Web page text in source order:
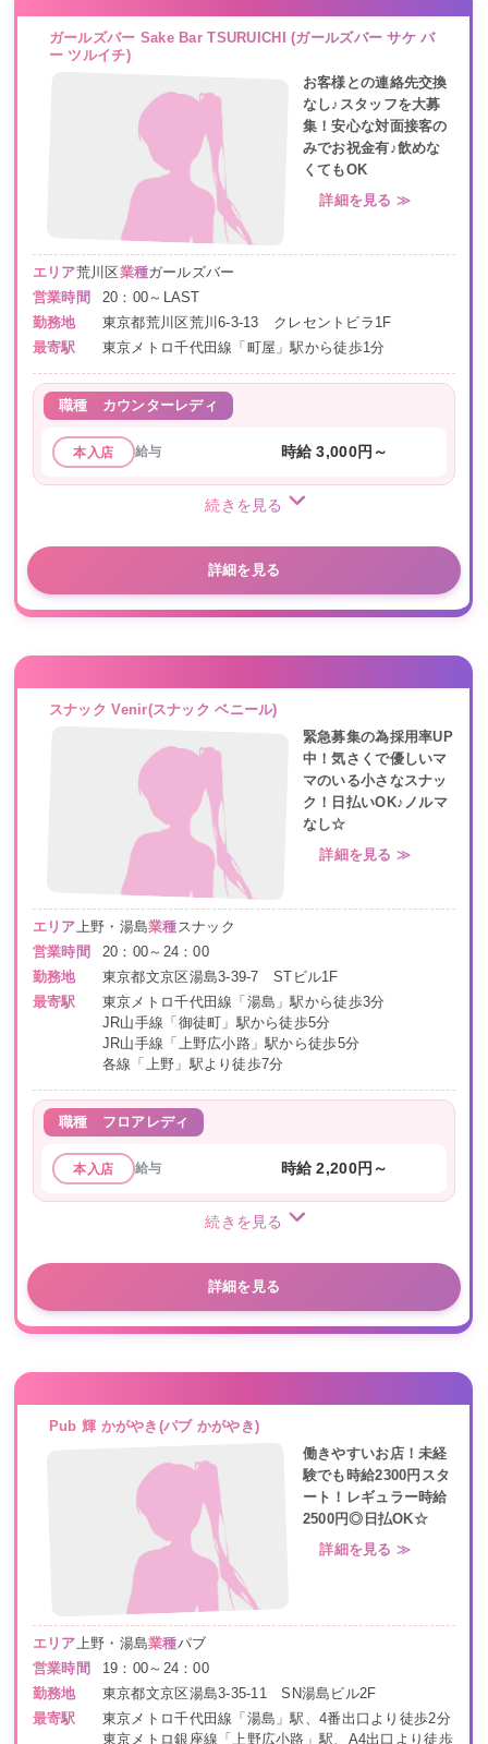
ガールズバー Sake Bar TSURUICHI (ガールズバー サケ バ
ー ツルイチ)
お客様との連絡先交換
なし♪スタッフを大募
集！安心な対面接客の
みでお祝金有♪飲めな
くてもOK
詳細を見る ≫
エリア荒川区 業種ガールズバー
営業時間
20：00～LAST
勤務地
東京都荒川区荒川6-3-13 クレセントビラ1F
最寄駅
東京メトロ千代田線「町屋」駅から徒歩1分
職種 カウンターレディ
本入店 給与 時給 3,000円～
続きを見る
詳細を見る
スナック Venir(スナック ベニール)
緊急募集の為採用率UP
中！気さくで優しいマ
マのいる小さなスナッ
ク！日払いOK♪ノルマ
なし☆
詳細を見る ≫
エリア上野・湯島業種スナック
営業時間
20：00～24：00
勤務地
東京都文京区湯島3-39-7 STビル1F
最寄駅
東京メトロ千代田線「湯島」駅から徒歩3分
JR山手線「御徒町」駅から徒歩5分
JR山手線「上野広小路」駅から徒歩5分
各線「上野」駅より徒歩7分
職種 フロアレディ
本入店 給与 時給 2,200円～
続きを見る
詳細を見る
Pub 輝 かがやき(パブ かがやき)
働きやすいお店！未経
験でも時給2300円スタ
ート！レギュラー時給
2500円◎日払OK☆
詳細を見る ≫
エリア上野・湯島業種パブ
営業時間
19：00～24：00
勤務地
東京都文京区湯島3-35-11 SN湯島ビル2F
最寄駅
東京メトロ千代田線「湯島」駅、4番出口より徒歩2分
東京メトロ銀座線「上野広小路」駅、A4出口より徒歩